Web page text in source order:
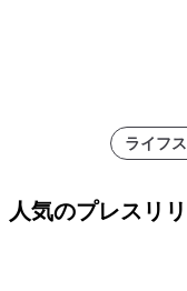
ライフ
人気のプレスリ